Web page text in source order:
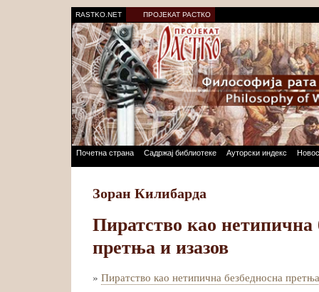
RASTKO.NET ПРОЈЕКАТ РАСТКО
Почетна страна Садржај библиотеке Ауторски индекс
Зоран Килибарда
Пиратство као нетипична
претња и изазов
» Пиратство као нетипична безбедносна